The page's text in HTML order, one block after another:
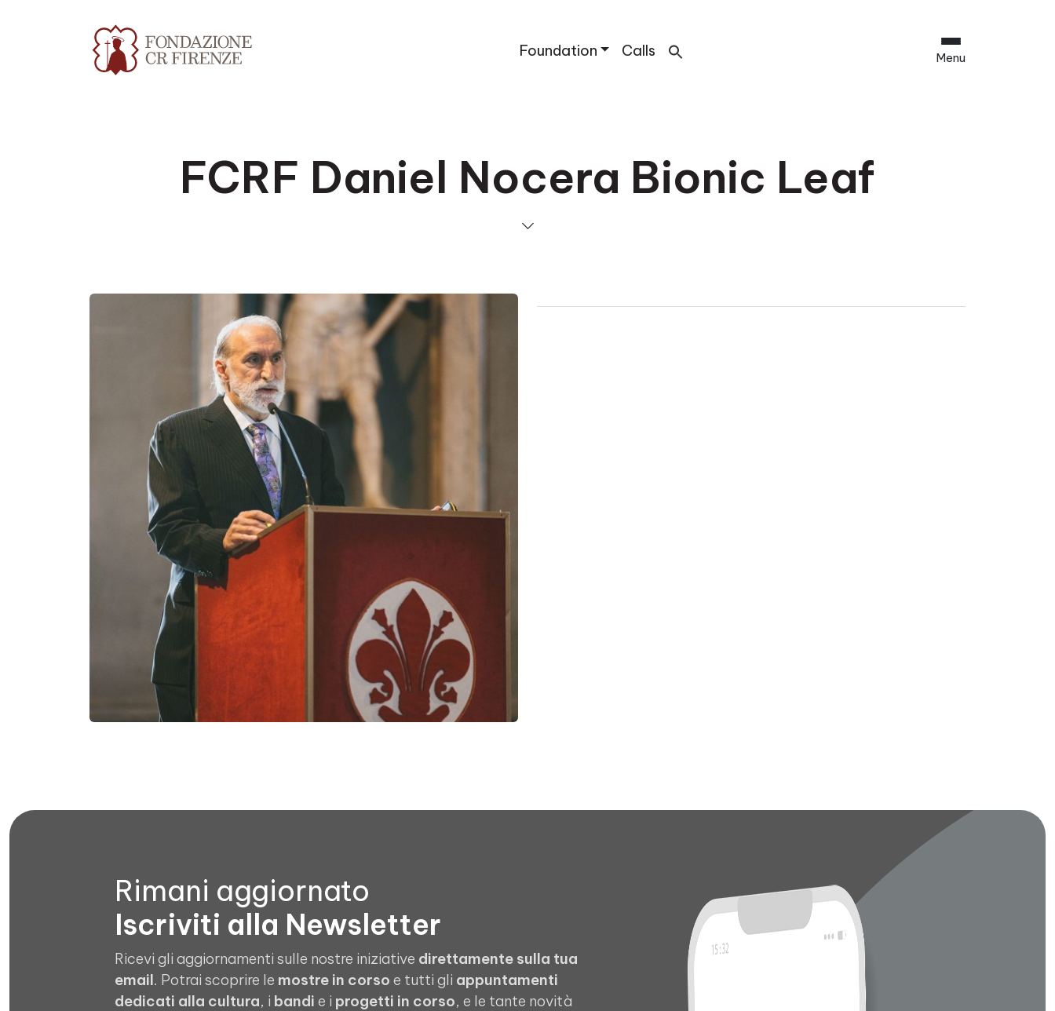
Foundation Calls Menu
FCRF Daniel Nocera Bionic Leaf
Rimani aggiornato
Iscriviti alla Newsletter
Ricevi gli aggiornamenti sulle nostre iniziative direttamente sulla tua
email. Potrai scoprire le mostre in corso e tutti gli appuntamenti
dedicati alla cultura, i bandi e i progetti in corso, e le tante novità